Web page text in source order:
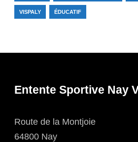
VISPALY ÉDUCATIF
Entente Sportive Nay
Route de la Montjoie
64800 Nay